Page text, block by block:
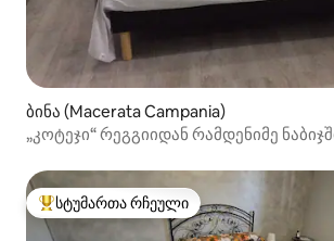
ბინა (Macerata Campania)
„კოტეჯი“ რეგგიიდან რამდენიმე
სტუმართა რჩეული მოწინავე ვარიანტი
სტუმართა რჩეული